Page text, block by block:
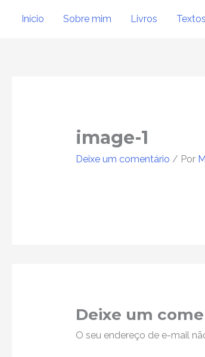
Início Sobre mim Livros Textos
image-1
Deixe um comentário / Por
Deixe um
O seu endereço de e-mail